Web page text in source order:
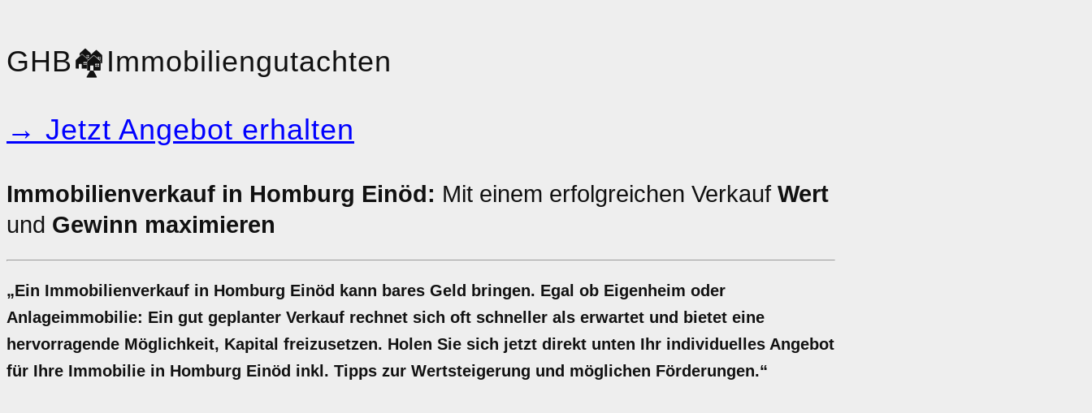
GHB🏘️Immobiliengutachten
→ Jetzt Angebot erhalten
Immobilienverkauf in Homburg Einöd: Mit einem erfolgreichen Verkauf Wert
und Gewinn maximieren
„Ein Immobilienverkauf in Homburg Einöd kann bares Geld bringen. Egal ob Eigenheim oder
Anlageimmobilie: Ein gut geplanter Verkauf rechnet sich oft schneller als erwartet und bietet eine
hervorragende Möglichkeit, Kapital freizusetzen. Holen Sie sich jetzt direkt unten Ihr individuelles Angebot
für Ihre Immobilie in Homburg Einöd inkl. Tipps zur Wertsteigerung und möglichen Förderungen.“